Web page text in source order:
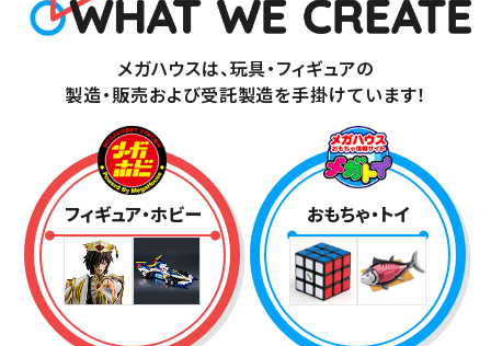
メガハウスは、玩具・フィギュアの
製造・販売および受託製造を手掛けています！
フィギュア・ホビー おもちゃ・トイ